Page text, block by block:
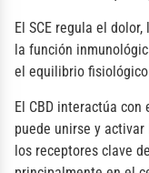
El SCE regula el
la función
el equilibrio
El CBD interactúa con
puede unirse y activar
los receptores clave